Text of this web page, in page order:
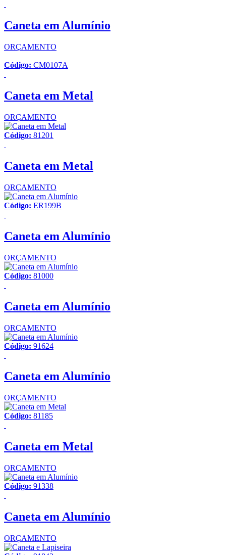
Caneta em Alumínio
ORÇAMENTO
Código: CM0107A
Caneta em Metal
ORÇAMENTO
Código: 81201
Caneta em Metal
ORÇAMENTO
Código: ER199B
Caneta em Alumínio
ORÇAMENTO
Código: 81000
Caneta em Alumínio
ORÇAMENTO
Código: 91624
Caneta em Alumínio
ORÇAMENTO
Código: 81185
Caneta em Metal
ORÇAMENTO
Código: 91338
Caneta em Alumínio
ORÇAMENTO